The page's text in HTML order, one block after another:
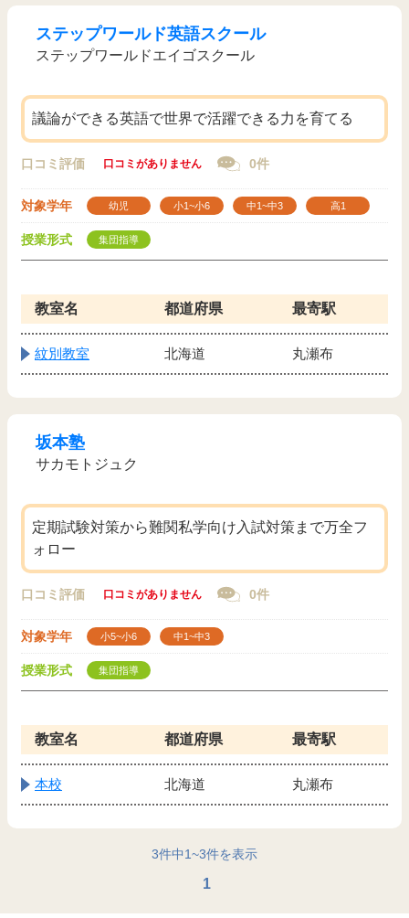
ステップワールド英語スクール
ステップワールドエイゴスクール
議論ができる英語で世界で活躍できる力を育てる
口コミ評価 口コミがありません 0件
対象学年 幼児 小1~小6 中1~中3 高1
授業形式 集団指導
教室名 都道府県 最寄駅
紋別教室 北海道 丸瀬布
坂本塾
サカモトジュク
定期試験対策から難関私学向け入試対策まで万全フ
ォロー
口コミ評価 口コミがありません 0件
対象学年 小5~小6 中1~中3
授業形式 集団指導
教室名 都道府県 最寄駅
本校 北海道 丸瀬布
3件中1~3件を表示
1